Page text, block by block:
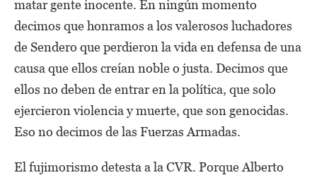
matar gente inocente. En ningún momento
decimos que honramos a los valerosos luchadores
de Sendero que perdieron la vida en defensa de una
causa que ellos creían noble o justa. Decimos que
ellos no deben de entrar en la política, que solo
ejercieron violencia y muerte, que son genocidas.
Eso no decimos de las Fuerzas Armadas.
El fujimorismo detesta a la CVR. Porque Alberto